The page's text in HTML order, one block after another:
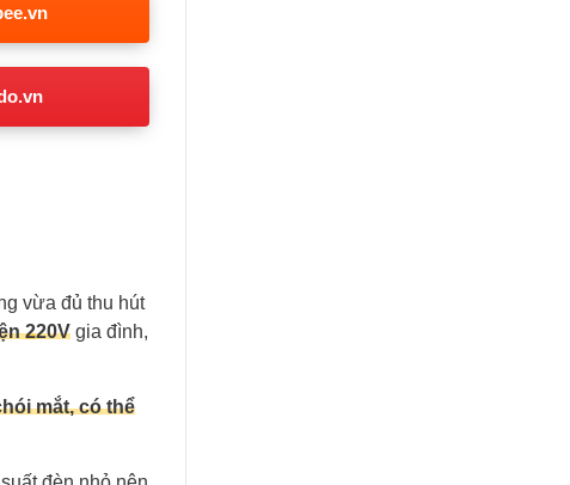
vừa đủ thu hút
220V gia đình,
mắt, có thể